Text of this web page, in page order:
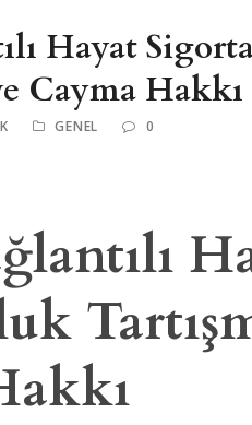
Hayat
Cayma Hakkı
GENEL 0